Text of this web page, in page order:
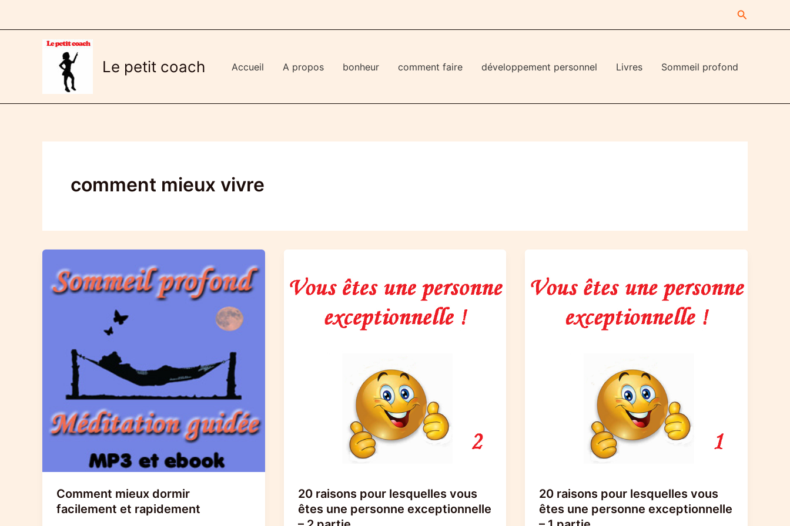
Le petit coach Accueil A propos bonheur comment faire développement personnel Livres Sommeil profond
comment mieux vivre
Comment mieux dormir
facilement et rapidement
20 raisons pour lesquelles vous
êtes une personne exceptionnelle
20 raisons pour lesquelles vous
êtes une personne exceptionnelle